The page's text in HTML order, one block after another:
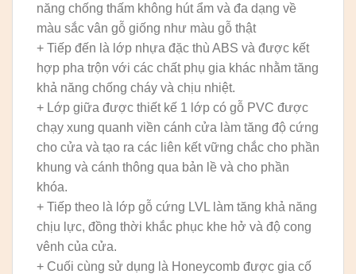
năng chống thấm không hút ẩm và đa dạng về
màu sắc vân gỗ giống như màu gỗ thật
+ Tiếp đến là lớp nhựa đặc thù ABS và được kết
hợp pha trộn với các chất phụ gia khác nhằm tăng
khả năng chống cháy và chịu nhiệt.
+ Lớp giữa được thiết kế 1 lớp có gỗ PVC được
chạy xung quanh viền cánh cửa làm tăng độ cứng
cho cửa và tạo ra các liên kết vững chắc cho phần
khung và cánh thông qua bản lề và cho phần
khóa.
+ Tiếp theo là lớp gỗ cứng LVL làm tăng khả năng
chịu lực, đồng thời khắc phục khe hở và độ cong
vênh của cửa.
+ Cuối cùng sử dụng là Honeycomb được gia cố